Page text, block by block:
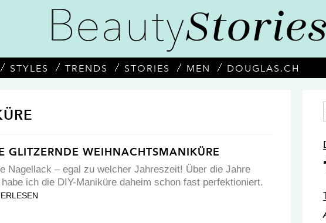
STYLES TRENDS STORIES MEN DOUGLAS.CH
GLITZERNDE WEIHNACHTSMANIKÜRE
Nagellack – egal zu welcher Jahreszeit! Über die Jahre
habe ich die DIY-Maniküre daheim schon fast perfektioniert.